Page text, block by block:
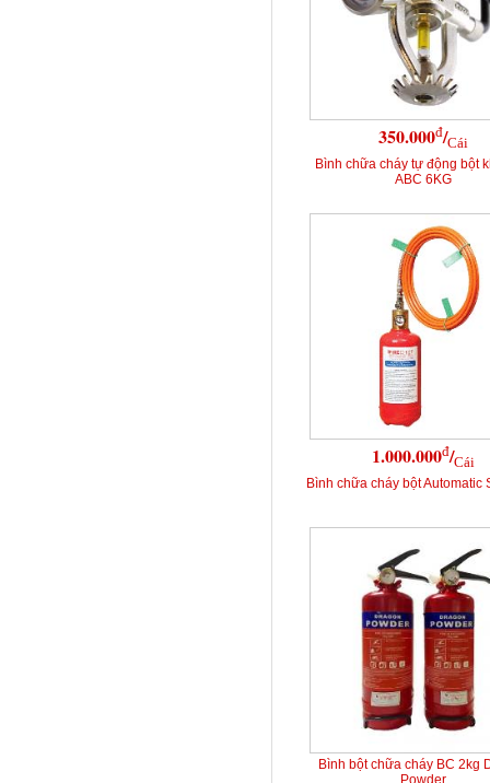
350.000đ/Cái
Bình chữa cháy tự động bột
ABC 6KG
1.000.000đ/Cái
Bình chữa cháy bột Automatic
Bình bột chữa cháy BC 2kg
Powder